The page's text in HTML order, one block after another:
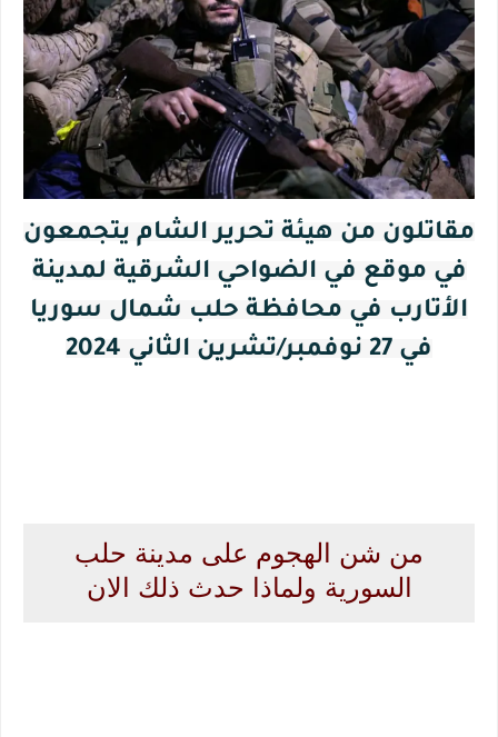
مقاتلون من هيئة تحرير الشام يتجمعون
في موقع في الضواحي الشرقية لمدينة
الأتارب في محافظة حلب شمال سوريا
في 27 نوفمبر/تشرين الثاني 2024
من شن الهجوم على مدينة حلب
السورية ولماذا حدث ذلك الان